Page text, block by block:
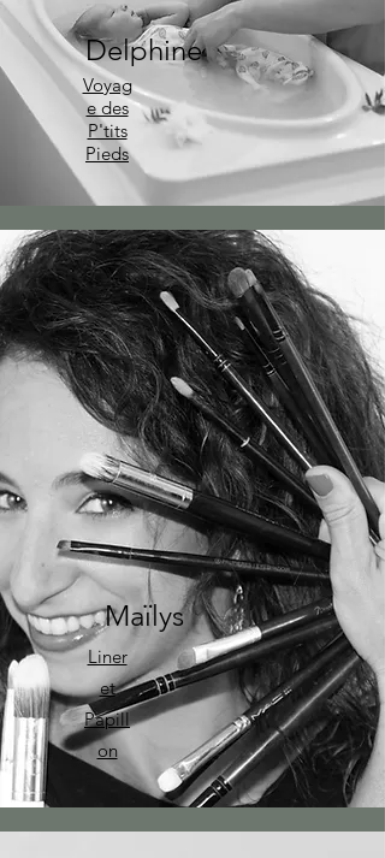
Delphine
Voyag
e des
P'tits
Pieds
Maïlys
Liner
et
Papill
on